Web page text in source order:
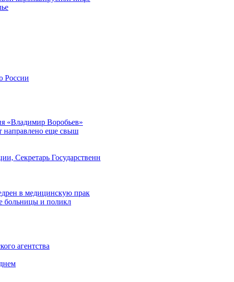
России
«Владимир Воробьев»
направлено еще свыш
Секретарь Государственн
в медицинскую прак
больницы и поликл
агентства